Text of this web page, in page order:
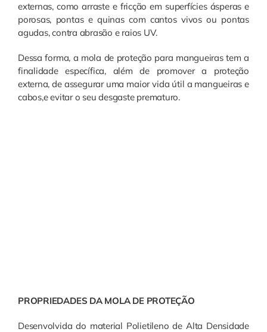
Contato
externas, como arraste e fricção em superfícies ásperas e
porosas, pontas e quinas com cantos vivos ou pontas
agudas, contra abrasão e raios UV.
Dessa forma, a mola de proteção para mangueiras tem a
finalidade específica, além de promover a proteção
externa, de assegurar uma maior vida útil a mangueiras e
cabos,e evitar o seu desgaste prematuro.
PROPRIEDADES DA MOLA DE PROTEÇÃO
Desenvolvida do material Polietileno de Alta Densidade